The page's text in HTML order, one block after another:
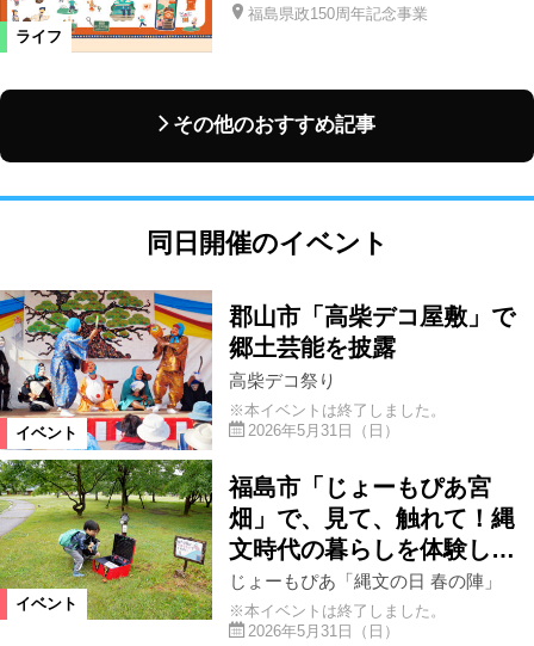
ライフ
福島県政150周年記念事業
その他のおすすめ記事
同日開催のイベント
イベント
郡山市「高柴デコ屋敷」で
郷土芸能を披露
高柴デコ祭り
※本イベントは終了しました。
2026年5月31日（日）
イベント
福島市「じょーもぴあ宮
畑」で、見て、触れて！縄
文時代の暮らしを体験し…
じょーもぴあ「縄文の日 春の陣」
※本イベントは終了しました。
2026年5月31日（日）